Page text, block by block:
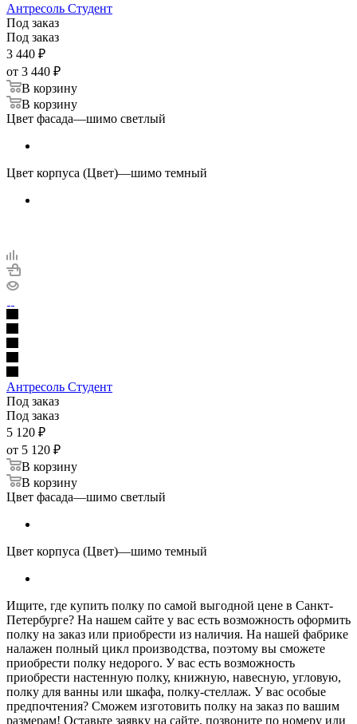
Антресоль Студент
Под заказ
Под заказ
3 440 ₽
от 3 440 ₽
В корзину
В корзину
Цвет фасада—шимо светлый
Цвет корпуса (Цвет)—шимо темный
Антресоль Студент
Под заказ
Под заказ
5 120 ₽
от 5 120 ₽
В корзину
В корзину
Цвет фасада—шимо светлый
Цвет корпуса (Цвет)—шимо темный
Ищите, где купить полку по самой выгодной цене в Санкт-
Петербурге? На нашем сайте у вас есть возможность оформить
полку на заказ или приобрести из наличия. На нашей фабрике
налажен полный цикл производства, поэтому вы сможете
приобрести полку недорого. У вас есть возможность
приобрести настенную полку, книжную, навесную, угловую,
полку для ванны или шкафа, полку-стеллаж. У вас особые
предпочтения? Сможем изготовить полку на заказ по вашим
размерам! Оставьте заявку на сайте, позвоните по номеру или